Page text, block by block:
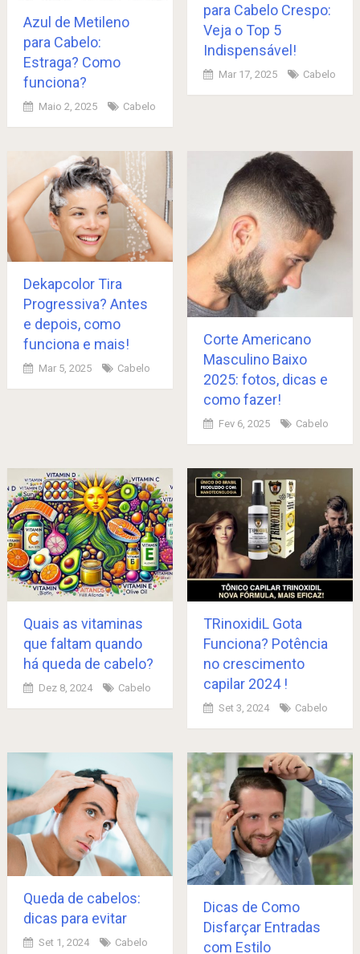
Azul de Metileno
para Cabelo:
Estraga? Como
funciona?
Maio 2, 2025 Cabelo
para Cabelo Crespo:
Veja o Top 5
Indispensável!
Mar 17, 2025 Cabelo
Dekapcolor Tira
Progressiva? Antes
e depois, como
funciona e mais!
Mar 5, 2025 Cabelo
Corte Americano
Masculino Baixo
2025: fotos, dicas e
como fazer!
Fev 6, 2025 Cabelo
Quais as vitaminas
que faltam quando
há queda de cabelo?
Dez 8, 2024 Cabelo
TRinoxidiL Gota
Funciona? Potência
no crescimento
capilar 2024 !
Set 3, 2024 Cabelo
Queda de cabelos:
dicas para evitar
Set 1, 2024 Cabelo
Dicas de Como
Disfarçar Entradas
com Estilo